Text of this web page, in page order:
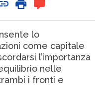
lo
come capitale
l’importanza
nelle
i fronti e